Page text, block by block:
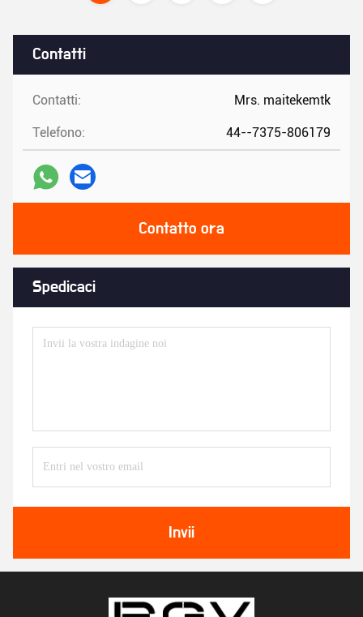
Contatti
Contatti: Mrs. maitekemtk
Telefono: 44--7375-806179
Contatto ora
Spedicaci
Invii